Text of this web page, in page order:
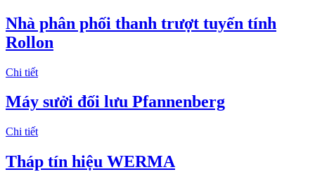
Nhà phân phối thanh trượt tuyến tính
Rollon
Chi tiết
Máy sưởi đối lưu Pfannenberg
Chi tiết
Tháp tín hiệu WERMA